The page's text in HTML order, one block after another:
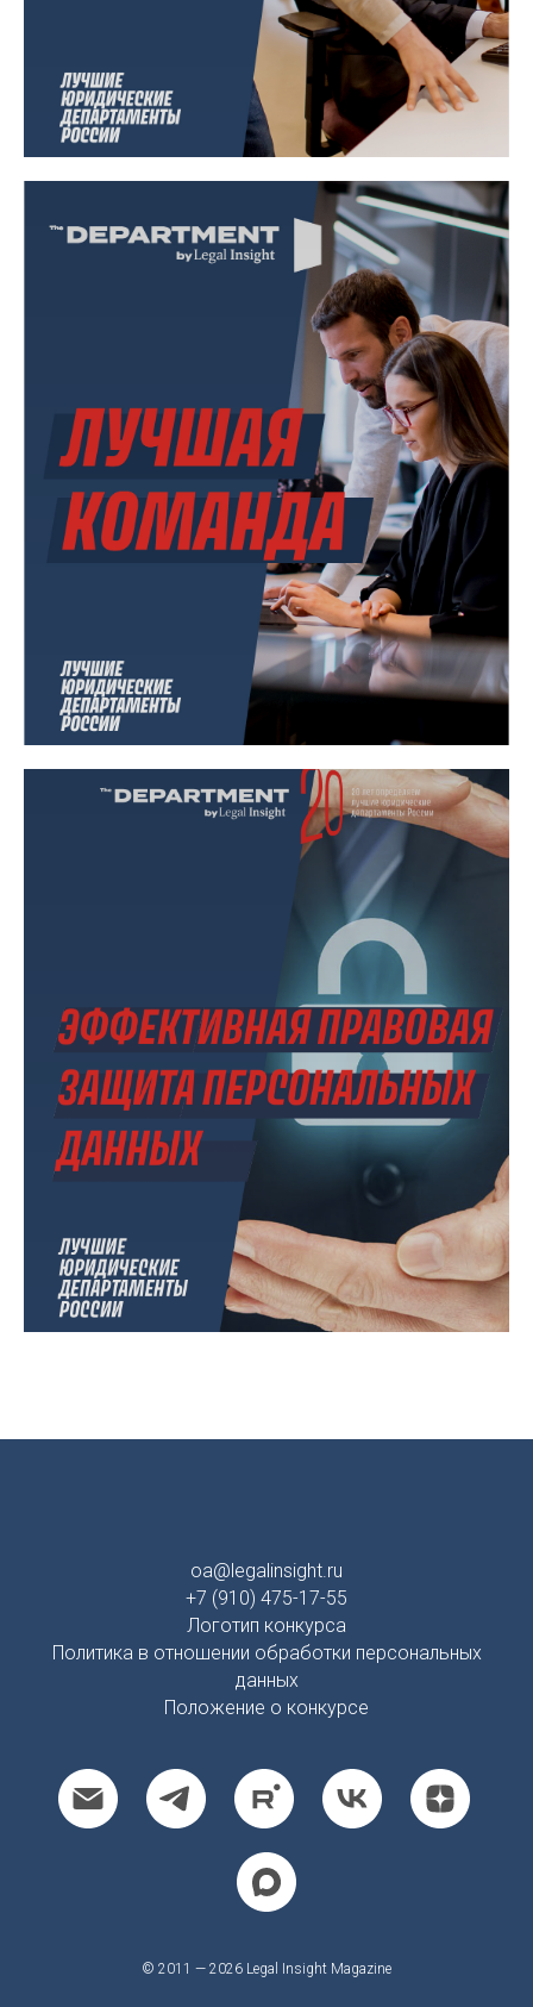
oa@legalinsight.ru
+7 (910) 475-17-55
Логотип конкурса
Политика в отношении обработки персональных
данных
Положение о конкурсе
© 2011 — 2026 Legal Insight Magazine